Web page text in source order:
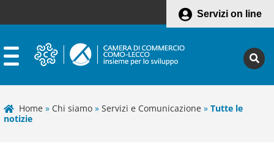
Servizi on line
Home » Chi siamo » Servizi e Comunicazione » Tutte le
notizie